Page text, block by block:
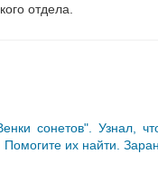
отдела.
сонетов". Узнал,
их найти.